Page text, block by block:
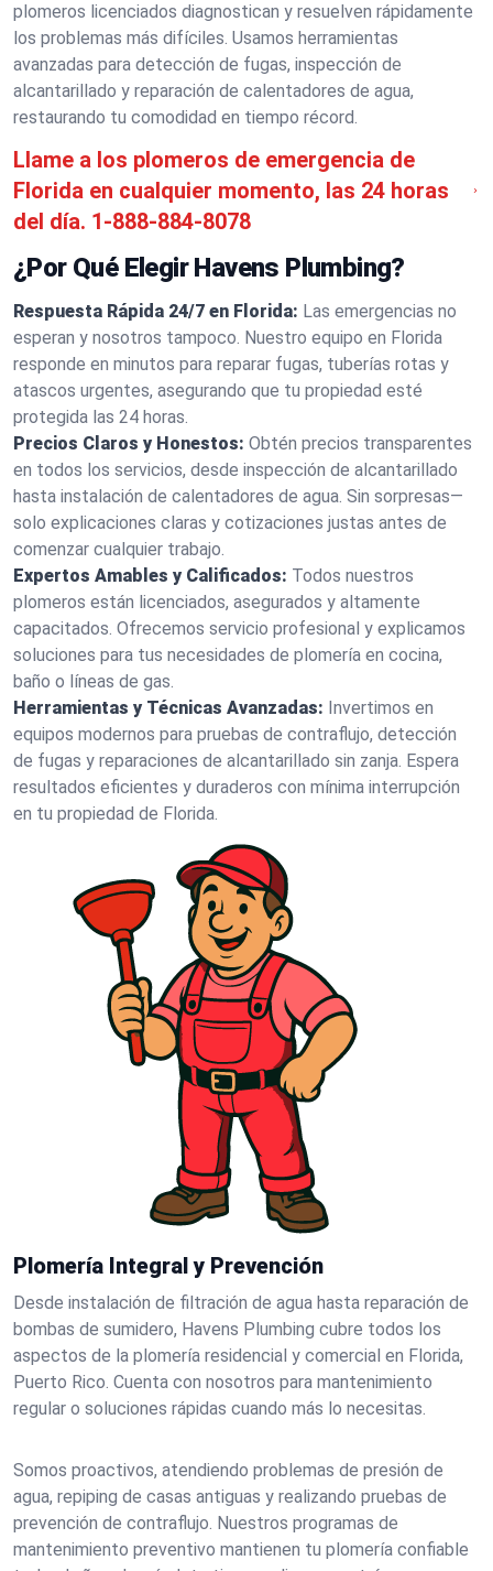
plomeros licenciados diagnostican y resuelven rápidamente
los problemas más difíciles. Usamos herramientas
avanzadas para detección de fugas, inspección de
alcantarillado y reparación de calentadores de agua,
restaurando tu comodidad en tiempo récord.
Llame a los plomeros de emergencia de
Florida en cualquier momento, las 24 horas
del día. 1-888-884-8078
¿Por Qué Elegir Havens Plumbing?
Respuesta Rápida 24/7 en Florida: Las emergencias no
esperan y nosotros tampoco. Nuestro equipo en Florida
responde en minutos para reparar fugas, tuberías rotas y
atascos urgentes, asegurando que tu propiedad esté
protegida las 24 horas.
Precios Claros y Honestos: Obtén precios transparentes
en todos los servicios, desde inspección de alcantarillado
hasta instalación de calentadores de agua. Sin sorpresas—
solo explicaciones claras y cotizaciones justas antes de
comenzar cualquier trabajo.
Expertos Amables y Calificados: Todos nuestros
plomeros están licenciados, asegurados y altamente
capacitados. Ofrecemos servicio profesional y explicamos
soluciones para tus necesidades de plomería en cocina,
baño o líneas de gas.
Herramientas y Técnicas Avanzadas: Invertimos en
equipos modernos para pruebas de contraflujo, detección
de fugas y reparaciones de alcantarillado sin zanja. Espera
resultados eficientes y duraderos con mínima interrupción
en tu propiedad de Florida.
Plomería Integral y Prevención
Desde instalación de filtración de agua hasta reparación de
bombas de sumidero, Havens Plumbing cubre todos los
aspectos de la plomería residencial y comercial en Florida,
Puerto Rico. Cuenta con nosotros para mantenimiento
regular o soluciones rápidas cuando más lo necesitas.
Somos proactivos, atendiendo problemas de presión de
agua, repiping de casas antiguas y realizando pruebas de
prevención de contraflujo. Nuestros programas de
mantenimiento preventivo mantienen tu plomería confiable